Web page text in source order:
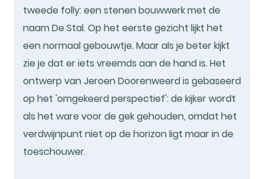
tweede folly: een stenen bouwwerk met de
naam De Stal. Op het eerste gezicht lijkt het
een normaal gebouwtje. Maar als je beter kijkt
zie je dat er iets vreemds aan de hand is. Het
ontwerp van Jeroen Doorenweerd is gebaseerd
op het 'omgekeerd perspectief': de kijker wordt
als het ware voor de gek gehouden, omdat het
verdwijnpunt niet op de horizon ligt maar in de
toeschouwer.